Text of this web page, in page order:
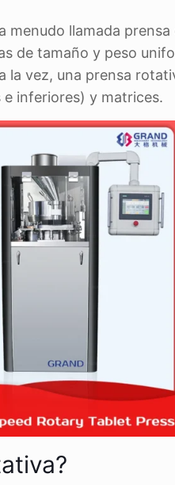
menudo llamada
de tamaño y peso
la vez, una prensa
inferiores) y matrices.